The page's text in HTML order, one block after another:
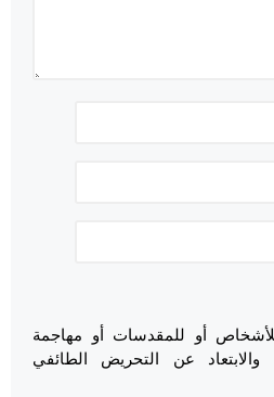
أو للمقدسات أو مهاجمة
والابتعاد عن التحريض الطائفي